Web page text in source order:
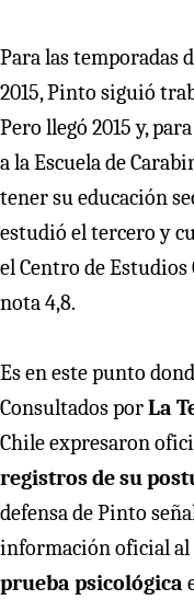
Para las temporadas
2015, Pinto siguió
Pero llegó 2015 y,
a la Escuela de
tener su educación
estudió el tercero y
el Centro de
nota 4,8.
Es en este punto
Consultados porLa
Chile expresaron
registros de su
defensa de Pinto
información oficial al
prueba psicológica